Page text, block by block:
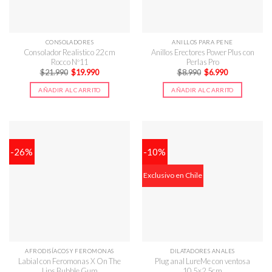
CONSOLADORES
Consolador Realistico 22 cm
Rocco Nº11
$21.990 El
precio
original
era:
$21.990.
$19.990El
actual
es:
$19.990.
AÑADIR AL CARRITO
ANILLOS PARA PENE
Anillos Erectores Power Plus con
Perlas Pro
$8.990 El
precio
original
era:
$8.990.
$6.990El
actual
es:
$6.990.
AÑADIR AL CARRITO
-26%
AFRODISÍACOS Y FEROMONAS
Labial con Feromonas X On The
-10%
Exclusivo en Chile
DILATADORES ANALES
Plug anal LureMe con ventosa